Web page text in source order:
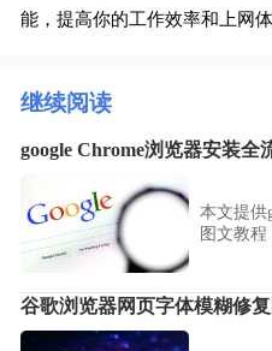
能，提高你的工作效率和上网体
继续阅读
google Chrome浏览器安装全
本文提供
图文教
谷歌浏览器网页字体模糊修